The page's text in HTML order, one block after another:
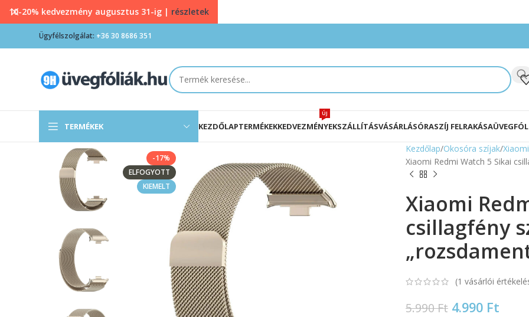
Ügyfélszolgálat: +36 30 8686 351
TERMÉKEK KEZDŐLAPTERMÉKEKKEDVEZMÉNYEK
ÚJ
SZÁLLÍTÁSVÁSÁRLÁSÓRASZÍJ FELRAKÁSA
-17%
ELFOGYOTT
KIEMELT
Kezdőlap Okosóra szíjak Xiaomi
Xiaomi Redmi Watch 5 Sikai
Xiaomi
csillagfény
(1 vásárlói
5.990Ft 4.990 Ft
10-20% kedvezmény augusztus 31-ig | részletek